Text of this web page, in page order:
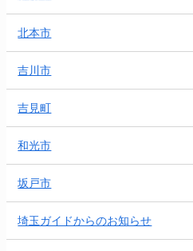
北本市
吉川市
吉見町
和光市
坂戸市
埼玉ガイドからのお知らせ